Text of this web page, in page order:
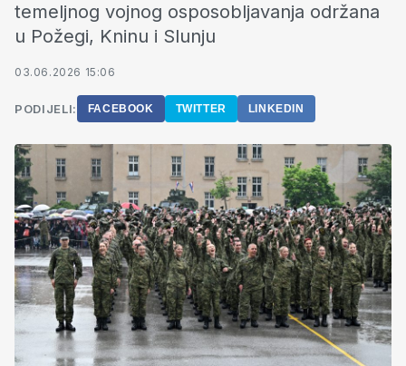
temeljnog vojnog osposobljavanja održana
u Požegi, Kninu i Slunju
03.06.2026 15:06
PODIJELI: FACEBOOK TWITTER LINKEDIN